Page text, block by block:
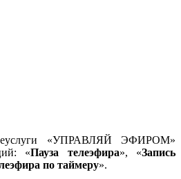
«УПРАВЛЯЙ ЭФИРОМ»
«Пауза телеэфира», «Запись
по таймеру».